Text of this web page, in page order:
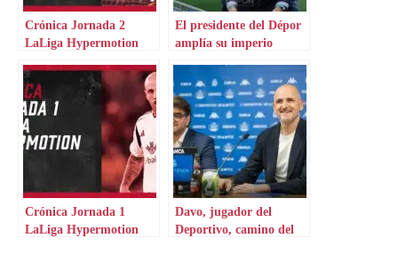
Crónica Jornada 2
LaLiga Hypermotion
El presidente del Dépor
amplía su imperio
Crónica Jornada 1
LaLiga Hypermotion
Davo, jugador del
Deportivo, camino del